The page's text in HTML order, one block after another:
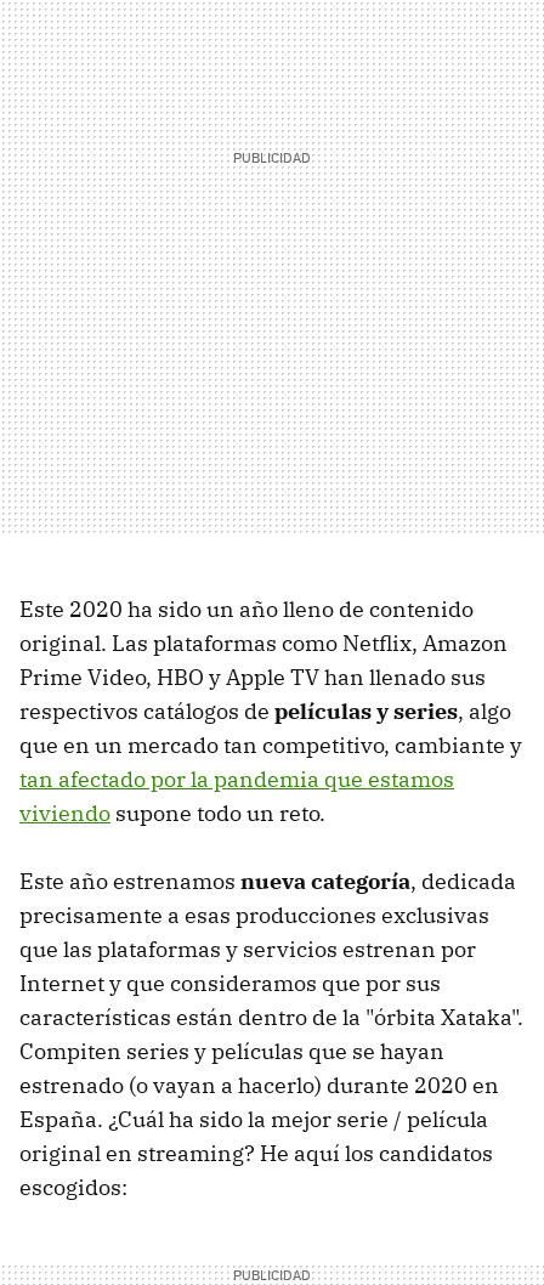
Este 2020 ha sido un año lleno de contenido
original. Las plataformas como Netflix, Amazon
Prime Video, HBO y Apple TV han llenado sus
respectivos catálogos de películas y series, algo
que en un mercado tan competitivo, cambiante y
tan afectado por la pandemia que estamos
viviendo supone todo un reto.
Este año estrenamos nueva categoría, dedicada
precisamente a esas producciones exclusivas
que las plataformas y servicios estrenan por
Internet y que consideramos que por sus
características están dentro de la "órbita Xataka".
Compiten series y películas que se hayan
estrenado (o vayan a hacerlo) durante 2020 en
España. ¿Cuál ha sido la mejor serie / película
original en streaming? He aquí los candidatos
escogidos: